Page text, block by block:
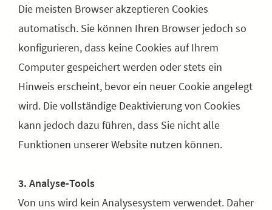
Die meisten Browser akzeptieren Cookies
automatisch. Sie können Ihren Browser jedoch so
konfigurieren, dass keine Cookies auf Ihrem
Computer gespeichert werden oder stets ein
Hinweis erscheint, bevor ein neuer Cookie angelegt
wird. Die vollständige Deaktivierung von Cookies
kann jedoch dazu führen, dass Sie nicht alle
Funktionen unserer Website nutzen können.
3. Analyse-Tools
Von uns wird kein Analysesystem verwendet. Daher